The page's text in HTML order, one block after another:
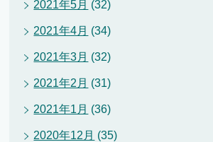
2021年5月 (32)
2021年4月 (34)
2021年3月 (32)
2021年2月 (31)
2021年1月 (36)
2020年12月 (35)